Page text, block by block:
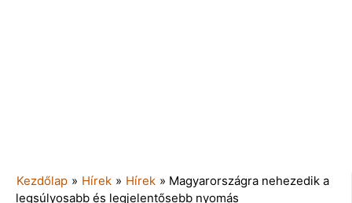
Kezdőlap » Hírek » Hírek » Magyarországra nehezedik a
legsúlyosabb és legjelentősebb nyomás